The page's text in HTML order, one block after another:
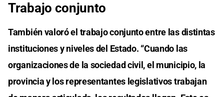
Trabajo conjunto
También valoró el trabajo conjunto entre las distintas
instituciones y niveles del Estado. “Cuando las
organizaciones de la sociedad civil, el municipio, la
provincia y los representantes legislativos trabajan